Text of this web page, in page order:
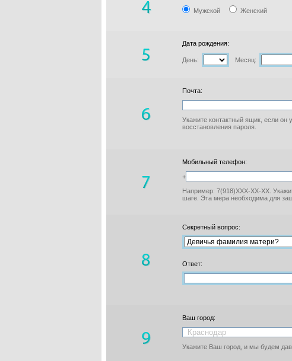
Мужской Женский
Дата рождения:
День: Месяц:
Почта:
Укажите контактный ящик, если он
восстановления пароля.
Мобильный телефон:
+
Например: 7(918)XXX-XX-XX.
шаге. Эта мера необходима для
Секретный вопрос:
Ответ:
Ваш город:
Укажите Ваш город, и мы будем